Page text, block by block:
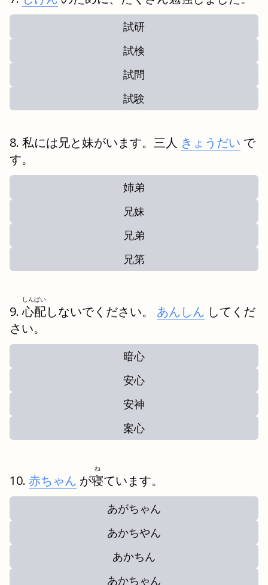
試研
試検
試問
試験
私には兄と妹がいます。三人 きょうだい で
す。
姉弟
兄妹
兄弟
兄第
心配
しんぱい
しないでください。 あんしん してくだ
さい。
暗心
安心
安神
案心
赤ちゃん が寝
ね
ています。
あがちゃん
あかちやん
あかちん
あかちゃん